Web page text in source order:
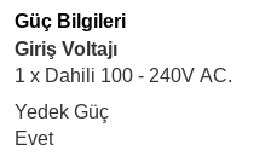
Güç Bilgileri
Giriş Voltajı
1 x Dahili 100 - 240V AC.
Yedek Güç
Evet